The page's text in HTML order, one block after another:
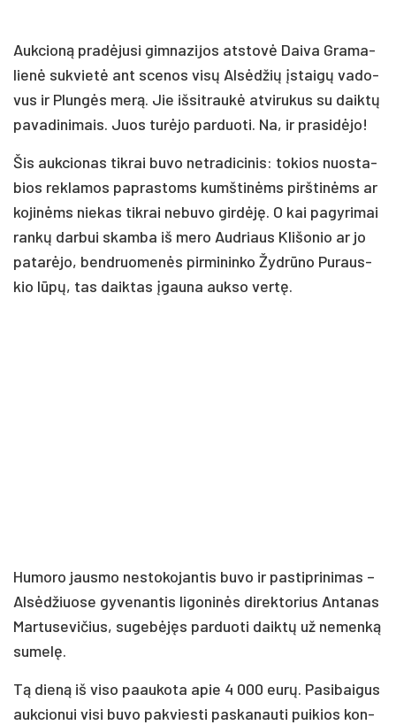
Auk­cio­ną pra­dė­ju­si gim­na­zi­jos at­sto­vė Dai­va Gra­ma­
lie­nė su­kvie­tė ant sce­nos vi­sų Al­sė­džių įstai­gų va­do­
vus ir Plun­gės me­rą. Jie iš­si­trau­kė at­vi­ru­kus su daik­tų
pa­va­di­ni­mais. Juos tu­rė­jo par­duo­ti. Na, ir pra­si­dė­jo!
Šis auk­cio­nas tik­rai bu­vo ne­tra­di­ci­nis: to­kios nuo­sta­
bios rek­la­mos pa­pras­toms kumš­ti­nėms pirš­ti­nėms ar
ko­ji­nėms nie­kas tik­rai ne­bu­vo gir­dė­ję. O kai pa­gy­ri­mai
ran­kų dar­bui skam­ba iš me­ro Aud­riaus Kli­šo­nio ar jo
pa­ta­rė­jo, bend­ruo­me­nės pir­mi­nin­ko Žyd­rū­no Pu­raus­
kio lū­pų, tas daik­tas įgau­na auk­so ver­tę.
Hu­mo­ro jaus­mo ne­sto­ko­jan­tis bu­vo ir pa­stip­ri­ni­mas –
Al­sė­džiuo­se gy­ve­nan­tis li­go­ni­nės di­rek­to­rius An­ta­nas
Mar­tu­se­vi­čius, su­ge­bė­jęs par­duo­ti daik­tų už ne­men­ką
su­me­lę.
Tą die­ną iš vi­so paau­ko­ta apie 4 000 eu­rų. Pa­si­bai­gus
auk­cio­nui vi­si bu­vo pa­kvies­ti pa­ska­nau­ti pui­kios kon­